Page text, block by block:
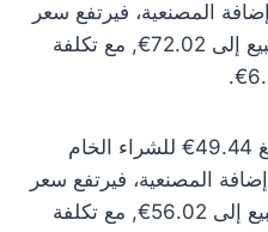
إضافة المصنعية، فيرتفع سعر
الشراء إلى 69.92€ وسعر البيع إلى 72.02€, مع تكلفة
سعر الذهب عيار 14 اليوم يبلغ 49.44€ للشراء الخام
مع إضافة المصنعية، فيرتفع سعر
الشراء إلى 54.38€ وسعر البيع إلى 56.02€, مع تكلفة